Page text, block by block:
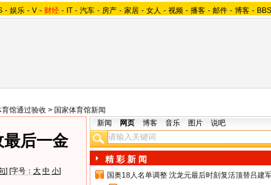
- 娱乐 - V - 财经 - IT - 汽车 - 房产 - 家居 - 女人 - 视频 - 播客 - 邮件 - 博客 - BBS
育馆通过验收 > 国家体育馆新闻
后一金
] [字号： 大 中 小]
新闻 网页 博客 音乐 图片 说吧
精 彩 新 闻
1
国奥18人名单调整 沈龙元最后时刻复活顶替吕建